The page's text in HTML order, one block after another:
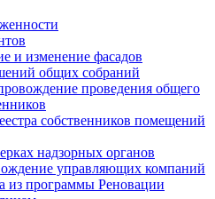
и изменение фасадов
общих собраний
проведения общего
собственников помещений
надзорных органов
управляющих компаний
из программы Реновации